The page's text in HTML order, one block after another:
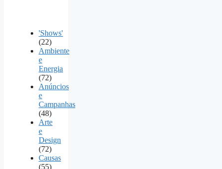
'Shows'
(22)
Ambiente
e
Energia
(72)
Anúncios
e
Campanhas
(48)
Arte
e
Design
(72)
Causas
(55)